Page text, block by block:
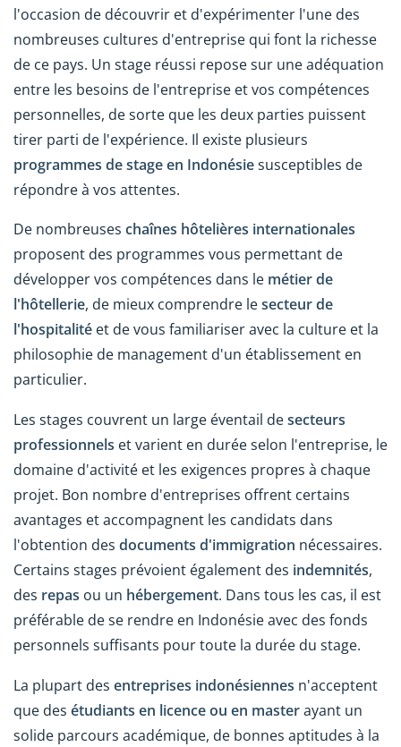
l'occasion de découvrir et d'expérimenter l'une des
nombreuses cultures d'entreprise qui font la richesse
de ce pays. Un stage réussi repose sur une adéquation
entre les besoins de l'entreprise et vos compétences
personnelles, de sorte que les deux parties puissent
tirer parti de l'expérience. Il existe plusieurs
programmes de stage en Indonésiesusceptibles de
répondre à vos attentes.
De nombreuses chaînes hôtelières internationales
proposent des programmes vous permettant de
développer vos compétences dans le métier de
l'hôtellerie, de mieux comprendre lesecteur de
l'hospitalité et de vous familiariser avec la culture et la
philosophie de management d'un établissement en
particulier.
Les stages couvrent un large éventail desecteurs
professionnels et varient en durée selon l'entreprise, le
domaine d'activité et les exigences propres à chaque
projet. Bon nombre d'entreprises offrent certains
avantages et accompagnent les candidats dans
l'obtention des documents d'immigration nécessaires.
Certains stages prévoient également des indemnités,
des repas ou un hébergement. Dans tous les cas, il est
préférable de se rendre en Indonésie avec des fonds
personnels suffisants pour toute la durée du stage.
La plupart des entreprises indonésiennes n'acceptent
que des étudiants en licence ou en masterayant un
solide parcours académique, de bonnes aptitudes à la